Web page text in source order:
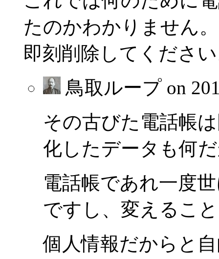
たのかわかりません。
即刻削除してくださ
鳥取ループ on
その古びた電話帳
化したデータも何
電話帳であれ一度
ですし、変えるこ
個人情報だからと